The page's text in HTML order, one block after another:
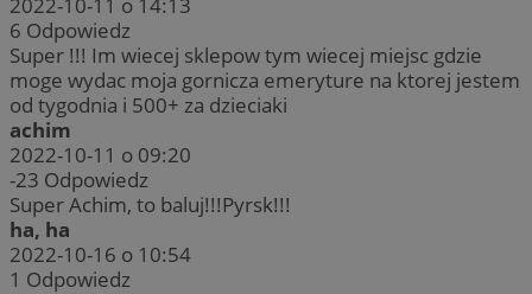
2022-10-11 o 14:13
6 Odpowiedz
Super !!! Im wiecej sklepow tym wiecej miejsc gdzie
moge wydac moja gornicza emeryture na ktorej jestem
od tygodnia i 500+ za dzieciaki
achim
2022-10-11 o 09:20
-23 Odpowiedz
Super Achim, to baluj!!!Pyrsk!!!
ha, ha
2022-10-16 o 10:54
1 Odpowiedz